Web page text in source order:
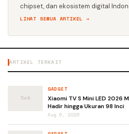
chipset, dan ekosistem digital
LIHAT SEMUA ARTIKEL →
ARTIKEL TERKAIT
GADGET
Xiaomi TV S Mini LED 2026
Hadir hingga Ukuran 98 Inci
Aug 6, 2026